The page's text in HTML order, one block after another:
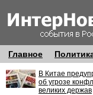
Главное
В Китае
об угрозе
великих держав